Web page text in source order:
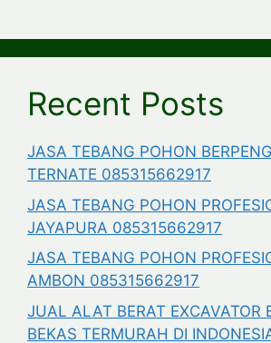
Recent Posts
JASA TEBANG POHON
TERNATE 085315662917
JASA TEBANG POHON
JAYAPURA 085315662917
JASA TEBANG POHON
AMBON 085315662917
JUAL ALAT BERAT EXCAVATOR
BEKAS TERMURAH DI